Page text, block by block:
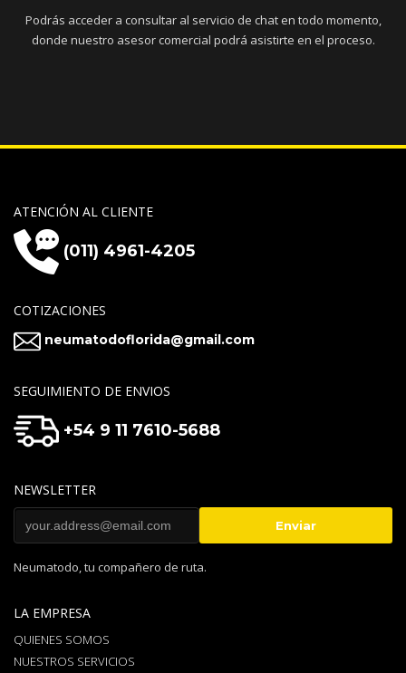
Podrás acceder a consultar al servicio de chat en todo momento,
donde nuestro asesor comercial podrá asistirte en el proceso.
ATENCIÓN AL CLIENTE
(011) 4961-4205
COTIZACIONES
neumatodoflorida@gmail.com
SEGUIMIENTO DE ENVIOS
+54 9 11 7610-5688
NEWSLETTER
Neumatodo, tu compañero de ruta.
LA EMPRESA
QUIENES SOMOS
NUESTROS SERVICIOS